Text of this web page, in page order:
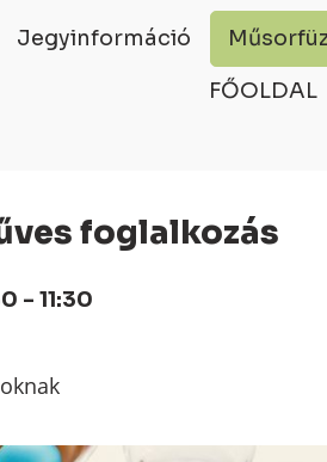
Jegyinformáció
FŐOLDAL
foglalkozás
- 11:30